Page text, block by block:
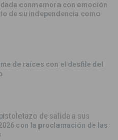
conmemora con emoción
de su independencia como
de raíces con el desfile del
de salida a sus
con la proclamación de las